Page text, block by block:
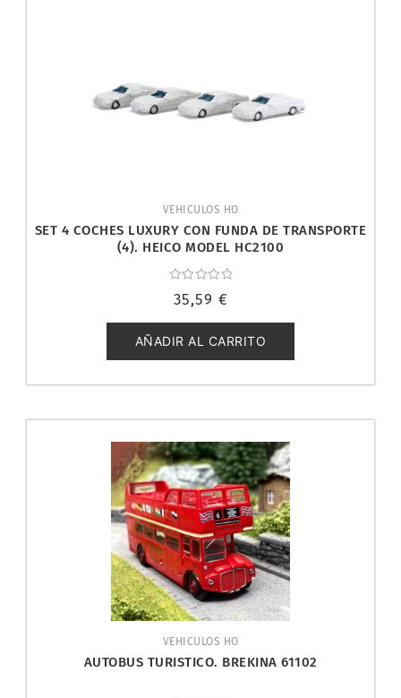
VEHICULOS HO
SET 4 COCHES LUXURY CON FUNDA DE TRANSPORTE
(4). HEICO MODEL HC2100
con
de
5
35,59 €
AÑADIR AL CARRITO
VEHICULOS HO
AUTOBUS TURISTICO. BREKINA 61102